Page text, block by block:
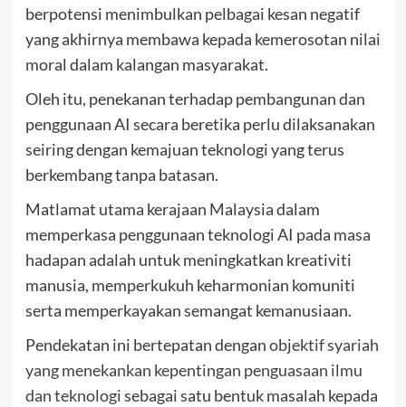
berpotensi menimbulkan pelbagai kesan negatif
yang akhirnya membawa kepada kemerosotan nilai
moral dalam kalangan masyarakat.
Oleh itu, penekanan terhadap pembangunan dan
penggunaan AI secara beretika perlu dilaksanakan
seiring dengan kemajuan teknologi yang terus
berkembang tanpa batasan.
Matlamat utama kerajaan Malaysia dalam
memperkasa penggunaan teknologi AI pada masa
hadapan adalah untuk meningkatkan kreativiti
manusia, memperkukuh keharmonian komuniti
serta memperkayakan semangat kemanusiaan.
Pendekatan ini bertepatan denganobjektif syariah
yang menekankan kepentingan penguasaan ilmu
dan teknologisebagai satu bentuk masalah kepada